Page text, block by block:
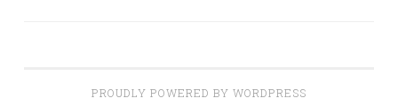
PROUDLY POWERED BY WORDPRESS